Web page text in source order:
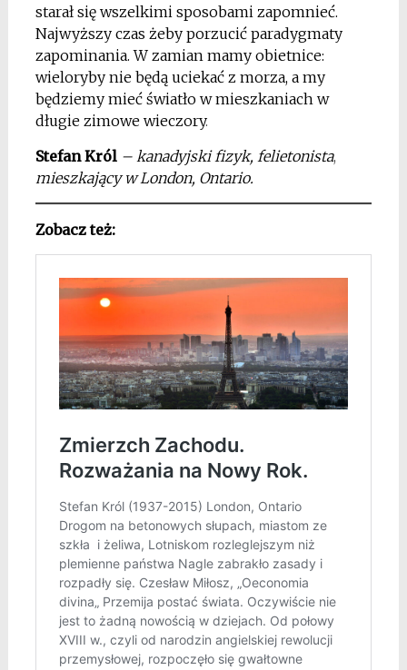
starał się wszelkimi sposobami zapomnieć.
Najwyższy czas żeby porzucić paradygmaty
zapominania. W zamian mamy obietnice:
wieloryby nie będą uciekać z morza, a my
będziemy mieć światło w mieszkaniach w
długie zimowe wieczory.
Stefan Król– kanadyjski fizyk, felietonista,
mieszkający w London, Ontario.
Zobacz też: